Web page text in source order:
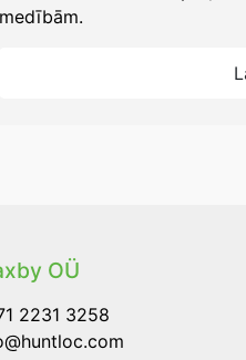
medībām.
OÜ
2231 3258